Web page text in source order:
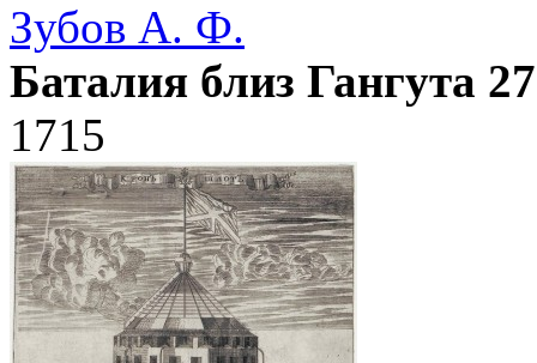
Зубов А. Ф.
Баталия близ Гангута
1715